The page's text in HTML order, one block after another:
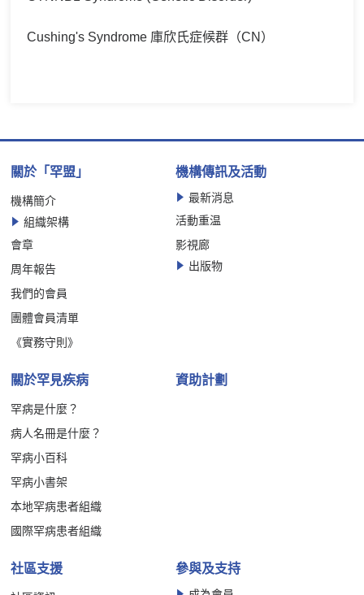
Cushing's Syndrome 庫欣氏症候群（CN）
關於「罕盟」
機構簡介
組織架構
會章
周年報告
我們的會員
團體會員清單
《實務守則》
機構傳訊及活動
最新消息
活動重温
影視廊
出版物
關於罕見疾病
罕病是什麼？
病人名冊是什麼？
罕病小百科
罕病小書架
本地罕病患者組織
國際罕病患者組織
資助計劃
社區支援 參與及支持